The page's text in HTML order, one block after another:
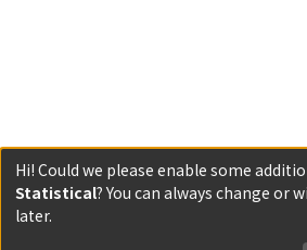
Powered by DSpace and
All items in KURENAI are protected
Hi! Could we please enable some
Statistical? You can always change or
later.